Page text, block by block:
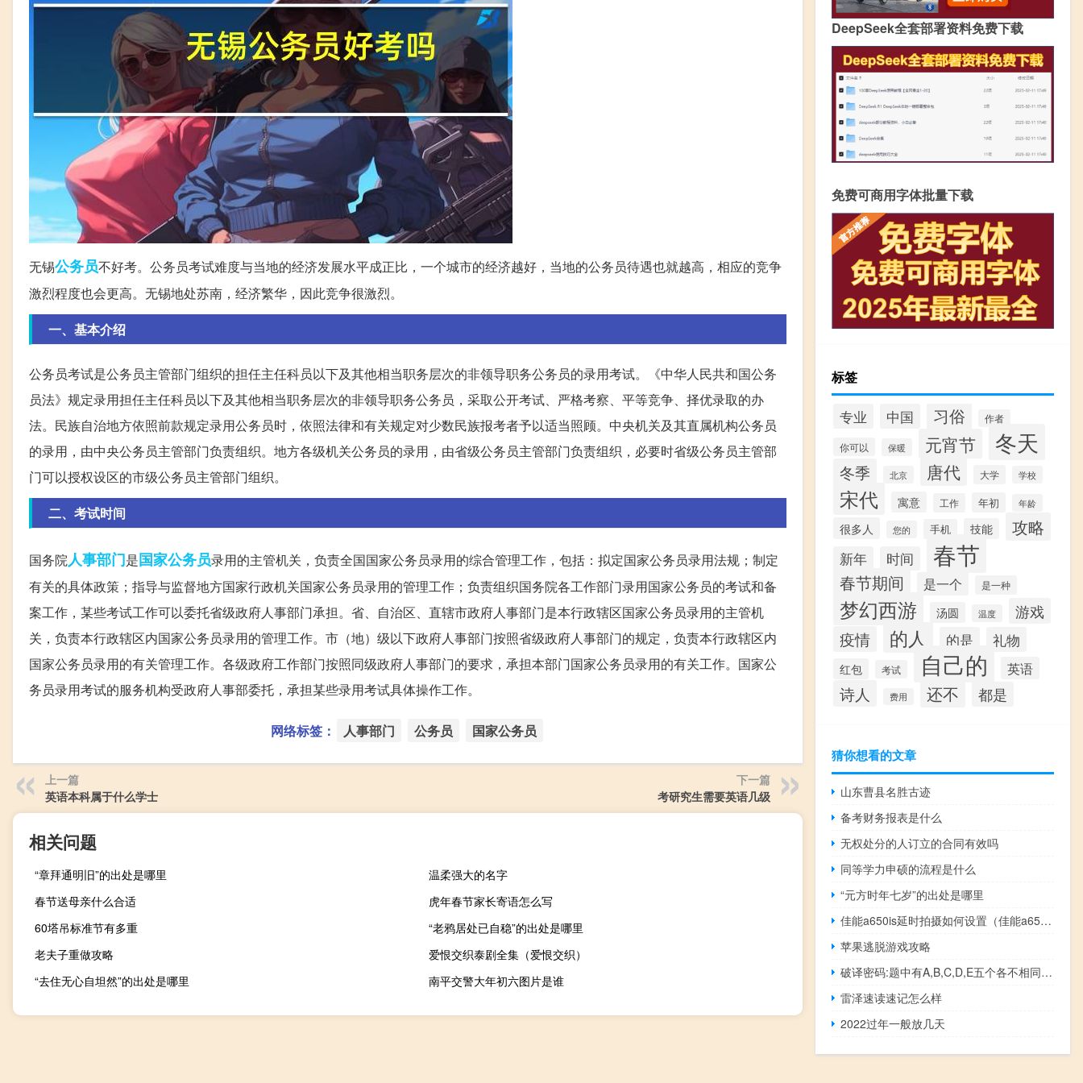
无锡公务员不好考。公务员考试难度与当地的经济发展水平成正比，一个城市的经济越好，当地的公务员待遇也就越高，相应的竞争
激烈程度也会更高。无锡地处苏南，经济繁华，因此竞争很激烈。
一、基本介绍
公务员考试是公务员主管部门组织的担任主任科员以下及其他相当职务层次的非领导职务公务员的录用考试。《中华人民共和国公务
员法》规定录用担任主任科员以下及其他相当职务层次的非领导职务公务员，采取公开考试、严格考察、平等竞争、择优录取的办
法。民族自治地方依照前款规定录用公务员时，依照法律和有关规定对少数民族报考者予以适当照顾。中央机关及其直属机构公务员
的录用，由中央公务员主管部门负责组织。地方各级机关公务员的录用，由省级公务员主管部门负责组织，必要时省级公务员主管部
门可以授权设区的市级公务员主管部门组织。
二、考试时间
国务院人事部门是国家公务员录用的主管机关，负责全国国家公务员录用的综合管理工作，包括：拟定国家公务员录用法规；制定
有关的具体政策；指导与监督地方国家行政机关国家公务员录用的管理工作；负责组织国务院各工作部门录用国家公务员的考试和备
案工作，某些考试工作可以委托省级政府人事部门承担。省、自治区、直辖市政府人事部门是本行政辖区国家公务员录用的主管机
关，负责本行政辖区内国家公务员录用的管理工作。市（地）级以下政府人事部门按照省级政府人事部门的规定，负责本行政辖区内
国家公务员录用的有关管理工作。各级政府工作部门按照同级政府人事部门的要求，承担本部门国家公务员录用的有关工作。国家公
务员录用考试的服务机构受政府人事部委托，承担某些录用考试具体操作工作。
网络标签： 人事部门 公务员 国家公务员
上一篇
英语本科属于什么学士
下一篇
考研究生需要英语几级
相关问题
“章拜通明旧”的出处是哪里
温柔强大的名字
春节送母亲什么合适
虎年春节家长寄语怎么写
60塔吊标准节有多重
“老鸦居处已自稳”的出处是哪里
老夫子重做攻略
爱恨交织泰剧全集（爱恨交织）
“去住无心自坦然”的出处是哪里
南平交警大年初六图片是谁
DeepSeek全套部署资料免费下载
免费可商用字体批量下载
标签
专业 中国 习俗 作者
你可以 保暖 元宵节 冬天
冬季 北京 唐代 大学 学校
宋代 寓意 工作 年初 年龄
很多人 您的 手机 技能 攻略
新年 时间 春节
春节期间 是一个 是一种
梦幻西游 汤圆 温度
游戏
疫情
的人 的是 礼物
红包 考试 自己的 英语
诗人 费用 还不 都是
猜你想看的文章
山东曹县名胜古迹
备考财务报表是什么
无权处分的人订立的合同有效吗
同等学力申硕的流程是什么
“元方时年七岁”的出处是哪里
佳能a650is延时拍摄如何设置（佳能a650is）
苹果逃脱游戏攻略
破译密码:题中有A,B,C,D,E五个各不相同的数
雷泽速读速记怎么样
2022过年一般放几天